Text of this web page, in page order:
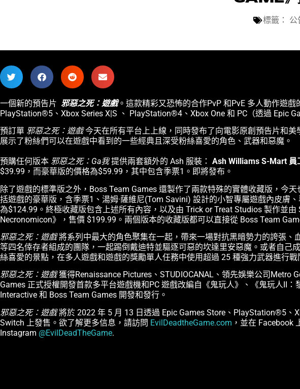
標籤： 公
一個新的預告片 邪惡之死：遊戲。這款精彩又恐怖的合作PvP 和PvE 多人動作遊
PlayStation®5、Xbox Series X|S 、 PlayStation®4、Xbox One 和 PC（透過 Epic
預訂單 邪惡之死：遊戲今天在所有平台上上線，同時發布了向電影原創預告片和
展示了粉絲們可以在遊戲中看到的一些經典且深受粉絲喜愛的角色、武器和惡魔。
預購任何版本 邪惡之死：Ga我提供兩套額外的 Ash 服裝： Ash Williams S-Mart 員
$39.99，而豪華版的價格為$59.99，其中包含季票1。即將發布。
除了遊戲的標準版之外，Boss Team Games 還製作了兩款特殊的實體收藏版，今天
括遊戲的豪華版，含季票1、湯姆·薩維尼(Tom Savini) 設計的小智專屬遊戲內皮
為$124.99。終極收藏版包含上述所有內容，以及由 Trick or Treat Studios 製作並
Necronomicon》，售價 $199.99。兩個版本的收藏版都可以直接從 Boss Team
邪惡之死：遊戲將系列中最大的角色聚集在一起，帶來一場對抗黑暗勢力的誇張、
等四名倖存者組成的團隊，一起踢倒戴迪特並驅逐可惡的坎達里安惡魔。或者自
絲喜愛的景點，在多人遊戲和遊戲的獎勵單人任務中使用超過 25 種強力武器進行
邪惡之死：遊戲獲得Renaissance Pictures、STUDIOCANAL、領先娛樂公司Metro
Games 正式授權開發首款多平台遊戲機和PC 遊戲改編自《鬼玩人》、《鬼玩人II
Interactive 和 Boss Team Games 開發和發行。
邪惡之死：遊戲將於 2022 年 5 月 13 日透過 Epic Games Store、PlayStation®5
Switch 上發售。欲了解更多信息，請訪問 EvilDeadtheGame.com ，並在 Facebook
Instagram @EvilDeadTheGame.